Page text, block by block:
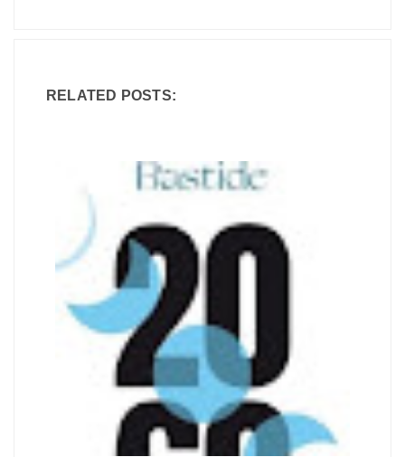
RELATED POSTS: